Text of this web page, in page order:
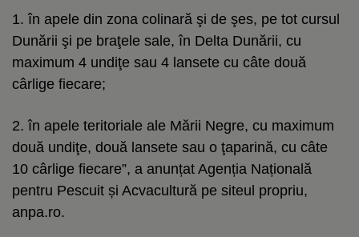
1. în apele din zona colinară şi de şes, pe tot cursul
Dunării şi pe braţele sale, în Delta Dunării, cu
maximum 4 undiţe sau 4 lansete cu câte două
cârlige fiecare;
2. în apele teritoriale ale Mării Negre, cu maximum
două undiţe, două lansete sau o ţaparină, cu câte
10 cârlige fiecare”, a anunțat Agenția Națională
pentru Pescuit și Acvacultură pe siteul propriu,
anpa.ro.